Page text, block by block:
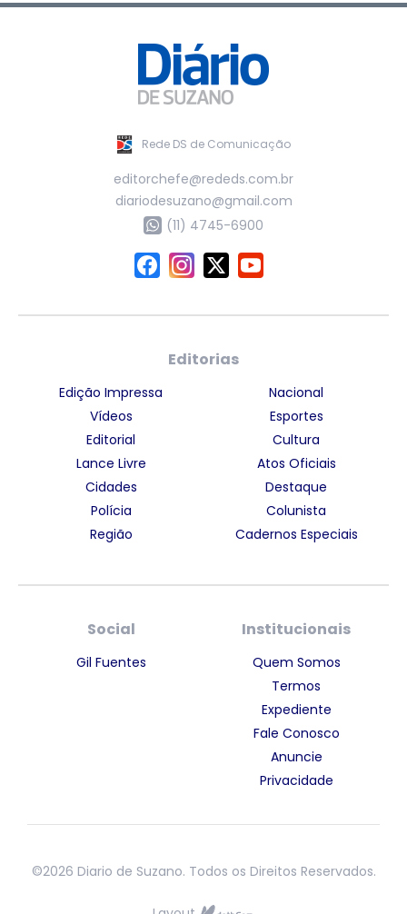
Rede DS de Comunicação
editorchefe@rededs.com.br
diariodesuzano@gmail.com
(11) 4745-6900
Editorias
Edição Impressa
Vídeos
Editorial
Lance Livre
Cidades
Polícia
Região
Nacional
Esportes
Cultura
Atos Oficiais
Destaque
Colunista
Cadernos Especiais
Social
Gil Fuentes
Institucionais
Quem Somos
Termos
Expediente
Fale Conosco
Anuncie
Privacidade
©2026 Diario de Suzano. Todos os Direitos Reservados.